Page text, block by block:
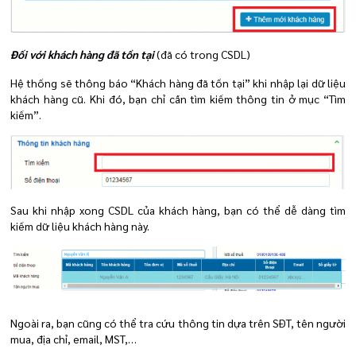
Đối với khách hàng đã tồn tại(đã có trong CSDL)
Hệ thống sẽ thông báo “Khách hàng đã tồn tại” khi nhập lại dữ liệu
khách hàng cũ. Khi đó, bạn chỉ cần tìm kiếm thông tin ở mục “Tìm
kiếm”.
Sau khi nhập xong CSDL của khách hàng, bạn có thể dễ dàng tìm
kiếm dữ liệu khách hàng này.
Ngoài ra, bạn cũng có thể tra cứu thông tin dựa trên SĐT, tên người
mua, địa chỉ, email, MST,…